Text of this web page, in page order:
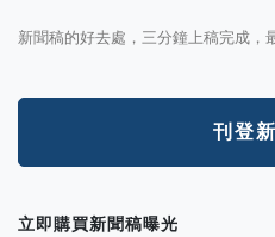
新聞稿的好去處，三分鐘上稿完成，
刊登
立即購買新聞稿曝光